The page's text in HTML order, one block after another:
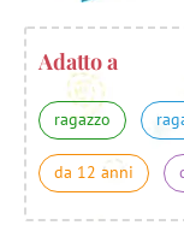
Adatto a
ragazzo
da 12 anni